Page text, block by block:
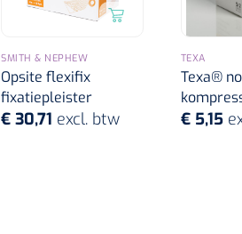
SMITH & NEPHEW
Opsite flexifix
fixatiepleister
€ 30,71 excl. btw
TEXA
Texa®
€ 5,15